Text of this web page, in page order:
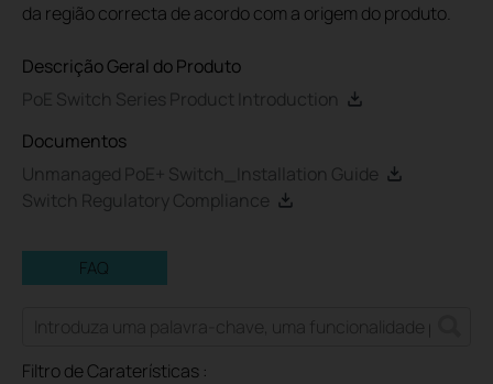
da região correcta de acordo com a origem do produto.
Descrição Geral do Produto
PoE Switch Series Product Introduction
Documentos
Unmanaged PoE+ Switch_Installation Guide
Switch Regulatory Compliance
FAQ
Filtro de Caraterísticas :